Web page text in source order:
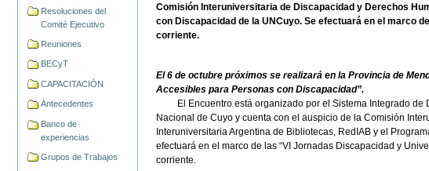
Resoluciones del
Comité Ejecutivo
Reuniones
BECyT
CAPACITACIÓN
Antecedentes
Banco de
experiencias
Grupos de Trabajos
Comisión Interuniversitaria de Discapacidad y Derechos
con Discapacidad de la UNCuyo. Se efectuará en el marco
corriente.
El 6 de octubre próximos se realizará en la Provincia de
Accesibles para Personas con Discapacidad”.
El Encuentro está organizado por el Sistema Integrado de
Nacional de Cuyo y cuenta con el auspicio de la Comisión
Interuniversitaria Argentina de Bibliotecas, RedIAB y el
efectuará en el marco de las “VI Jornadas Discapacidad y
corriente.